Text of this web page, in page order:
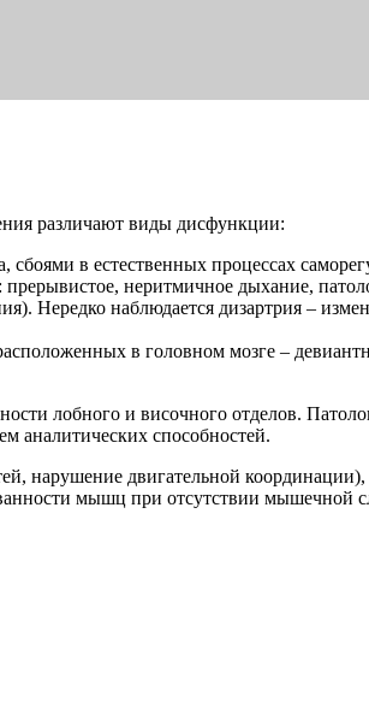
различают виды дисфункции:
в естественных процессах
неритмичное дыхание,
Нередко наблюдается дизартрия –
в головном мозге –
лобного и височного отделов.
аналитических способностей.
нарушение двигательной координации),
мышц при отсутствии мышечной